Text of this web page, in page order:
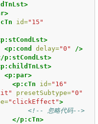
id="15"
<p:cond
delay="0"
/>
p:stCondLst>
<p:par>
<p:cTn
id="16"
presetSubtype="0"
"clickEffect">
<!-- 忽略代码-->
</p:cTn>